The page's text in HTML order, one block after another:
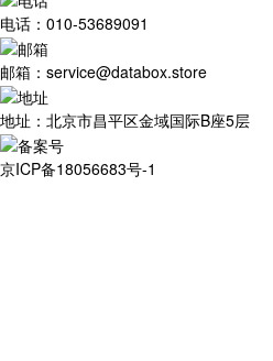
电话：010-53689091
邮箱：service@databox.store
地址：北京市昌平区金域国际B座5层
京ICP备18056683号-1